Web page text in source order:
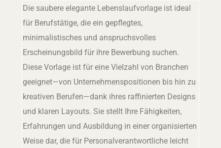
Die saubere elegante Lebenslaufvorlage ist ideal
für Berufstätige, die ein gepflegtes,
minimalistisches und anspruchsvolles
Erscheinungsbild für ihre Bewerbung suchen.
Diese Vorlage ist für eine Vielzahl von Branchen
geeignet—von Unternehmenspositionen bis hin zu
kreativen Berufen—dank ihres raffinierten Designs
und klaren Layouts. Sie stellt Ihre Fähigkeiten,
Erfahrungen und Ausbildung in einer organisierten
Weise dar, die für Personalverantwortliche leicht